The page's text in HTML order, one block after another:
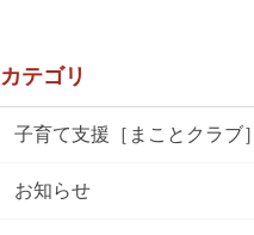
カテゴリ
子育て支援［まことクラブ］
お知らせ